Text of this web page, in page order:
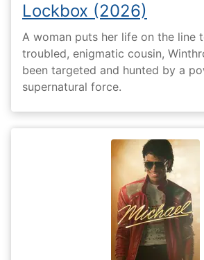
Lockbox (2026)
A woman puts her life on the line
troubled, enigmatic cousin,
been targeted and hunted by a
supernatural force.